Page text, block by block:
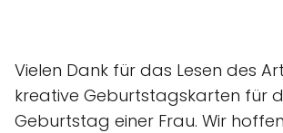
Vielen Dank für das Lesen des
kreative Geburtstagskarten für
Geburtstag einer Frau. Wir